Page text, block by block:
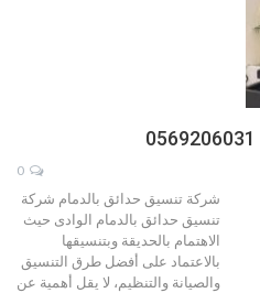
شركة تنسيق حدائق بالدمام شركة
تنسيق حدائق بالدمام الوادى حيث
الاهتمام بالحديقة وبتنسيقها
بالاعتماد على أفضل طرق التنسيق
والصيانة والتنظيم، لا يقل أهمية عن